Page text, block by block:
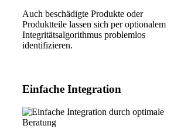
Auch beschädigte Produkte oder
Produktteile lassen sich per optionalem
Integritätsalgorithmus problemlos
identifizieren.
Einfache Integration